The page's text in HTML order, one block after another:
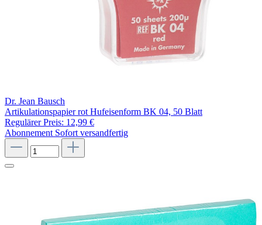
Dr. Jean Bausch
Artikulationspapier rot Hufeisenform BK 04, 50 Blatt
Regulärer Preis: 12,99 €
Abonnement Sofort versandfertig